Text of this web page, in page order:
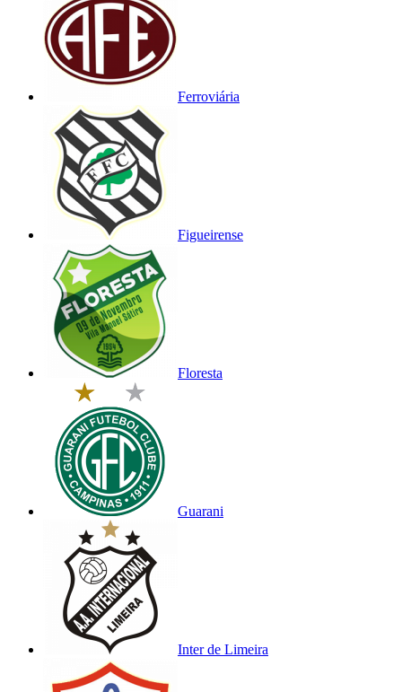
Ferroviária
Figueirense
Floresta
Guarani
Inter de Limeira